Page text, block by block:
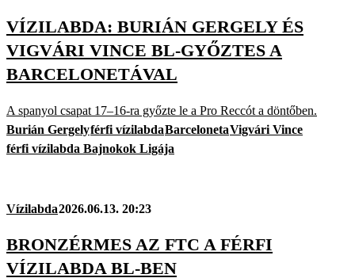
VÍZILABDA: BURIÁN GERGELY ÉS
VIGVÁRI VINCE BL-GYŐZTES A
BARCELONETÁVAL
A spanyol csapat 17–16-ra győzte le a Pro Reccót a döntőben.
Burián Gergelyférfi vízilabdaBarcelonetaVigvári Vince
férfi vízilabda Bajnokok Ligája
Vízilabda2026.06.13. 20:23
BRONZÉRMES AZ FTC A FÉRFI
VÍZILABDA BL-BEN